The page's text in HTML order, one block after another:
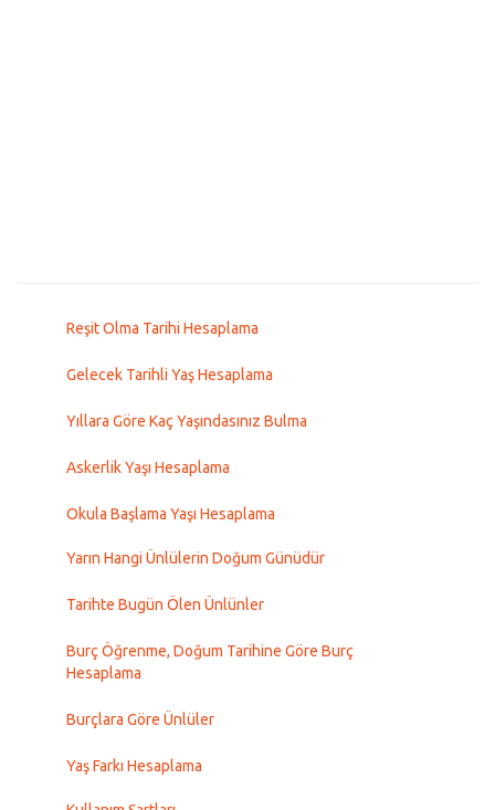
Reşit Olma Tarihi Hesaplama
Gelecek Tarihli Yaş Hesaplama
Yıllara Göre Kaç Yaşındasınız Bulma
Askerlik Yaşı Hesaplama
Okula Başlama Yaşı Hesaplama
Yarın Hangi Ünlülerin Doğum Günüdür
Tarihte Bugün Ölen Ünlünler
Burç Öğrenme, Doğum Tarihine Göre Burç
Hesaplama
Burçlara Göre Ünlüler
Yaş Farkı Hesaplama